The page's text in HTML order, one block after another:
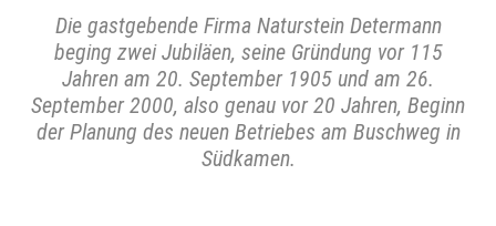
Die gastgebende Firma Naturstein Determann
beging zwei Jubiläen, seine Gründung vor 115
Jahren am 20. September 1905 und am 26.
September 2000, also genau vor 20 Jahren, Beginn
der Planung des neuen Betriebes am Buschweg in
Südkamen.